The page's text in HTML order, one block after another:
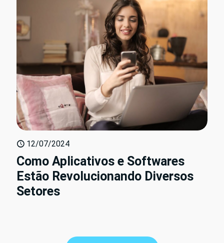
12/07/2024
Como Aplicativos e Softwares
Estão Revolucionando Diversos
Setores